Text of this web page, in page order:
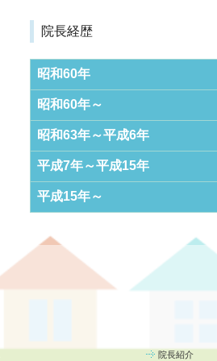
院長経歴
昭和60年
昭和60年～
昭和63年～平成6年
平成7年～平成15年
平成15年～
院長紹介